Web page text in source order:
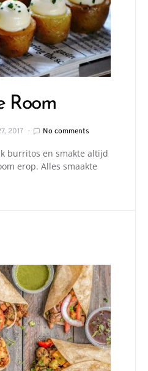
Room
2017 No comments
burritos en smakte altijd
erop. Alles smaakte